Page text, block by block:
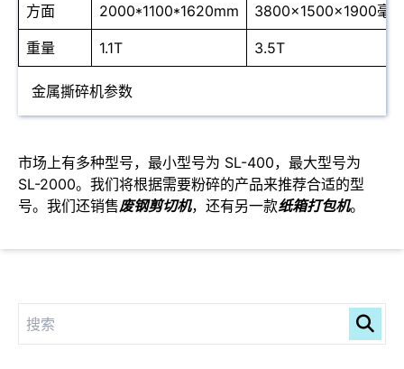
方面 2000*1100*1620mm 3800x1500x1900毫
重量 1.1T 3.5T
金属撕碎机参数
市场上有多种型号，最小型号为 SL-400，最大型号为
SL-2000。我们将根据需要粉碎的产品来推荐合适的型
号。我们还销售废钢剪切机，还有另一款纸箱打包机。